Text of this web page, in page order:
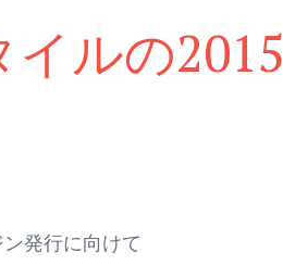
ルの2015
発行に向けて